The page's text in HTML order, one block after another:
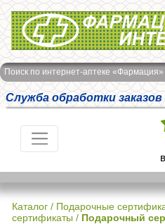
Интернет-аптека Фармация
Поиск по интернет-аптеке «Фармация»
Служба обработки заказов
Каталог / Подарочные
сертификаты / Подарочный